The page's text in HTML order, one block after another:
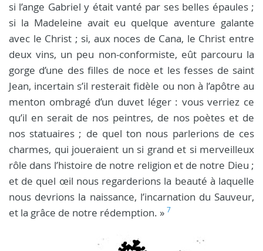
si l’ange Gabriel y était vanté par ses belles épaules ;
si la Madeleine avait eu quelque aventure galante
avec le Christ ; si, aux noces de Cana, le Christ entre
deux vins, un peu non-conformiste, eût parcouru la
gorge d’une des filles de noce et les fesses de saint
Jean, incertain s’il resterait fidèle ou non à l’apôtre au
menton ombragé d’un duvet léger : vous verriez ce
qu’il en serait de nos peintres, de nos poètes et de
nos statuaires ; de quel ton nous parlerions de ces
charmes, qui joueraient un si grand et si merveilleux
rôle dans l’histoire de notre religion et de notre Dieu ;
et de quel œil nous regarderions la beauté à laquelle
nous devrions la naissance, l’incarnation du Sauveur,
et la grâce de notre rédemption. » 7